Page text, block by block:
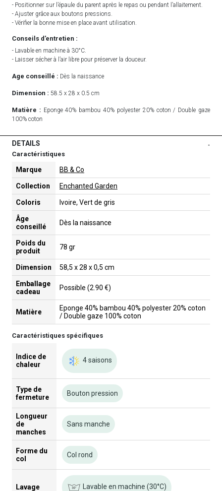
- Positionner sur l’épaule du parent après le repas ou pendant l’allaitement.
- Ajuster grâce aux boutons pressions.
- Vérifier la bonne mise en place avant utilisation.
Conseils d’entretien :
- Lavable en machine à 30°C.
- Laisser sécher à l’air libre pour préserver la douceur.
Age conseillé : Dès la naissance
Dimension : 58.5 x 28 x 0.5 cm
Matière : Eponge 40% bambou 40% polyester 20% coton / Double gaze
100% coton
DETAILS -
Caractéristiques
Marque BB & Co
Collection Enchanted Garden
Coloris Ivoire, Vert de gris
Âge
conseillé
Dès la naissance
Poids du
produit
78 gr
Dimension 58,5 x 28 x 0,5 cm
Emballage
cadeau
Possible (2.90 €)
Matière
Eponge 40% bambou 40% polyester 20% coton
/ Double gaze 100% coton
Caractéristiques spécifiques
Indice de
chaleur
4 saisons
Type de
fermeture
Bouton pression
Longueur
de
manches
Sans manche
Forme du
col
Col rond
Lavage Lavable en machine (30°C)